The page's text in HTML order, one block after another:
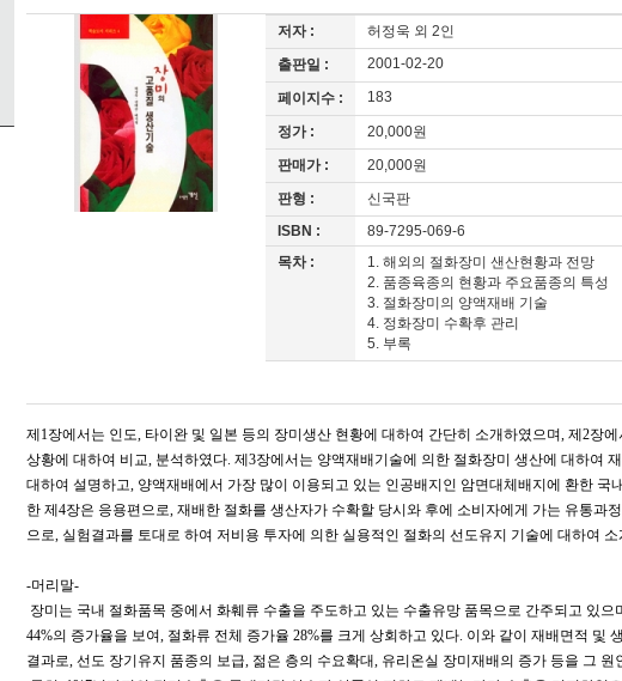
저자 :
허정욱 외 2인
출판일 :
2001-02-20
페이지수 : 183
정가 :
20,000원
판매가 :
20,000원
판형 :
신국판
ISBN :
89-7295-069-6
목차 :
1. 해외의 절화장미 샌산현황과 전망
2. 품종육종의 현황과 주요품종의 특성
3. 절화장미의 양액재배 기술
4. 정화장미 수확후 관리
5. 부록
제1장에서는 인도, 타이완 및 일본 등의 장미생산 현황에 대하여 간단히 소개하였으며, 제2장
상황에 대하여 비교, 분석하였다. 제3장에서는 양액재배기술에 의한 절화장미 생산에 대하여
대하여 설명하고, 양액재배에서 가장 많이 이용되고 있는 인공배지인 암면대체배지에 환한 국
한 제4장은 응용편으로, 재배한 절화를 생산자가 수확할 당시와 후에 소비자에게 가는 유통과
으로, 실험결과를 토대로 하여 저비용 투자에 의한 실용적인 절화의 선도유지 기술에 대하여
-머리말-
장미는 국내 절화품목 중에서 화훼류 수출을 주도하고 있는 수출유망 품목으로 간주되고 있으
44%의 증가율을 보여, 절화류 전체 증가율 28%를 크게 상회하고 있다. 이와 같이 재배면적 및
결과로, 선도 장기유지 품종의 보급, 젊은 층의 수요확대, 유리온실 장미재배의 증가 등을 그 원